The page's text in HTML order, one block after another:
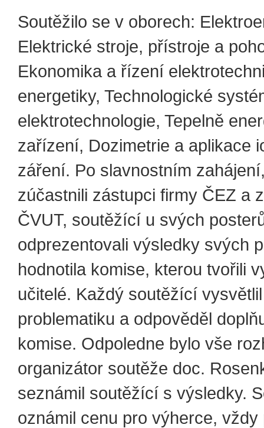
Soutěžilo se v oborech:
Elektrické stroje, přístroje a
Ekonomika a řízení
energetiky, Technologické
elektrotechnologie, Tepelně
zařízení, Dozimetrie a aplikace
záření. Po slavnostním
zúčastnili zástupci firmy ČEZ a
ČVUT, soutěžící u svých
odprezentovali výsledky svých
hodnotila komise, kterou tvořili
učitelé. Každý soutěžící vysvětlil
problematiku a odpověděl
komise. Odpoledne bylo vše
organizátor soutěže doc.
seznámil soutěžící s výsledky.
oznámil cenu pro výherce, vždy